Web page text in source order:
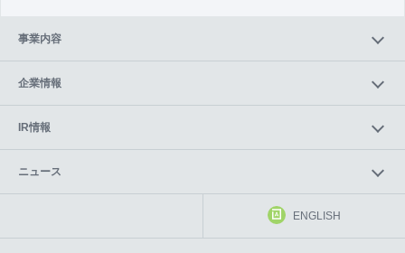
事業内容
企業情報
IR情報
ニュース
ENGLISH